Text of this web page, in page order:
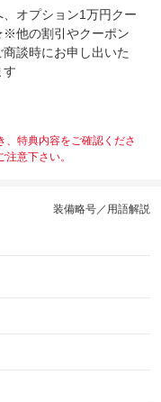
オプション1万円クー
他の割引やクーポン
談時にお申し出いた
す
特典内容をご確認くださ
意下さい。
装備略号／用語解説